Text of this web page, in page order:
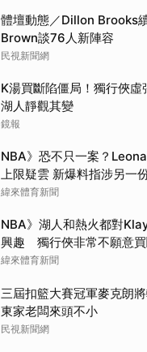
體壇動態／Dillon Brooks
Brown談76人新陣容
民視新聞網
K湯買斷陷僵局！獨行俠
湖人靜觀其變
鏡報
NBA》恐不只一案？
上限疑雲 新爆料指涉另一
緯來體育新聞
NBA》湖人和熱火都對
興趣 獨行俠非常不願意買
緯來體育新聞
三屆扣籃大賽冠軍麥克朗
東家老闆來頭不小
民視新聞網